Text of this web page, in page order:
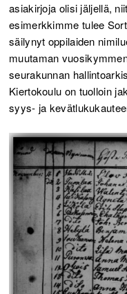
asiakirjoja olisi jäljellä,
esimerkkimme tulee
säilynyt oppilaiden
muutaman
seurakunnan
Kiertokoulu on tuolloin
syys- ja